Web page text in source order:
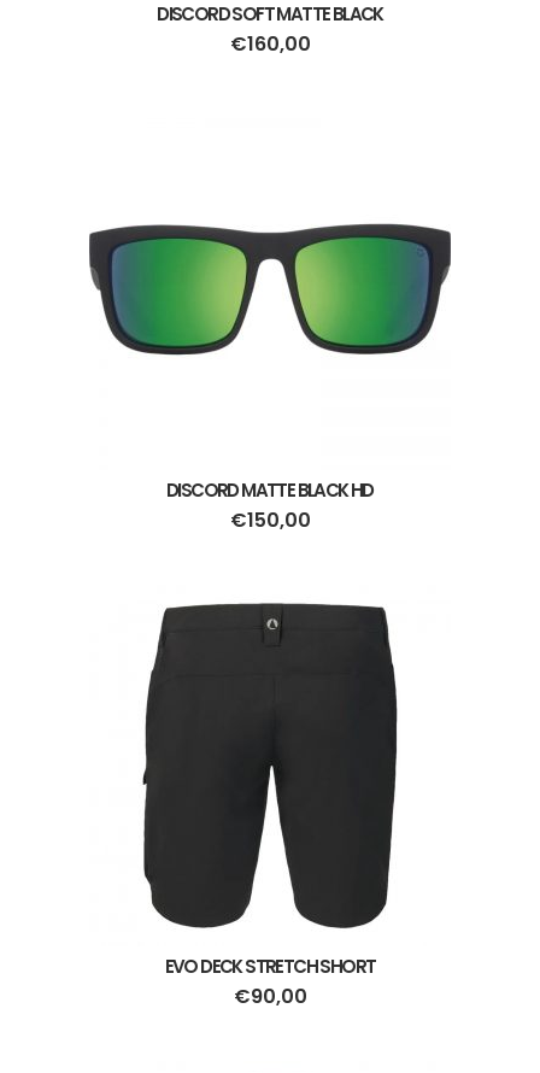
DISCORD SOFT MATTE BLACK
€160,00
DISCORD MATTE BLACK HD
€150,00
EVO DECK STRETCH SHORT
€90,00